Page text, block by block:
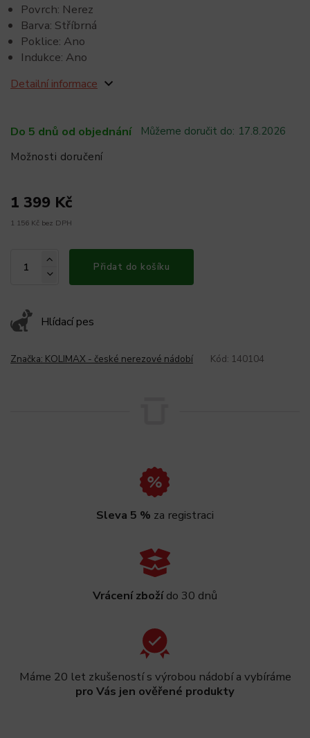
Do 5 dnů od objednání Můžeme doručit do: 17.8.2026
Možnosti doručení
1 399 Kč
1 156 Kč bez DPH
Přidat do košíku
Hlídací pes
Povrch: Nerez
Barva: Stříbrná
Poklice: Ano
Indukce: Ano
Detailní informace
Značka: KOLIMAX - české nerezové nádobí Kód: 140104
Sleva 5 % za registraci
Vrácení zbožído 30 dnů
Máme 20 let zkušeností s výrobou nádobí a vybíráme
pro Vás jen ověřené produkty